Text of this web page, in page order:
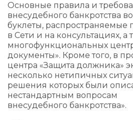
Основные правила и
внесудебного банкротства
буклеты, распространяемые
в Сети и на консультациях, а
многофункциональных
документы». Кроме того, в
центра «Защита должника»
несколько нетипичных
решения которых были
нестандартным вопросам
внесудебного банкротства».